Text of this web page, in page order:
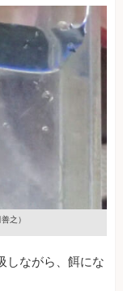
之）
しながら、餌にな